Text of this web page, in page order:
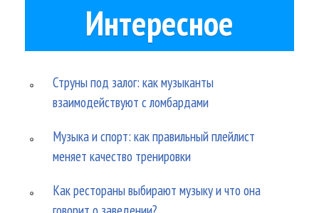
Интересное
Струны под залог: как музыканты
взаимодействуют с ломбардами
Музыка и спорт: как правильный плейлист
меняет качество тренировки
Как рестораны выбирают музыку и что она